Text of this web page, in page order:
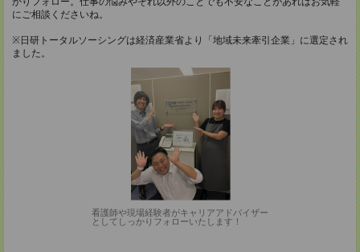
にご相談くださいね。
※日研トータルソーシングは経済産業省より「地域未来牽引企業」に選定され
ました。
看護師や現場経験者がキャリアアドバイザー
としてしっかりフォローいたします！